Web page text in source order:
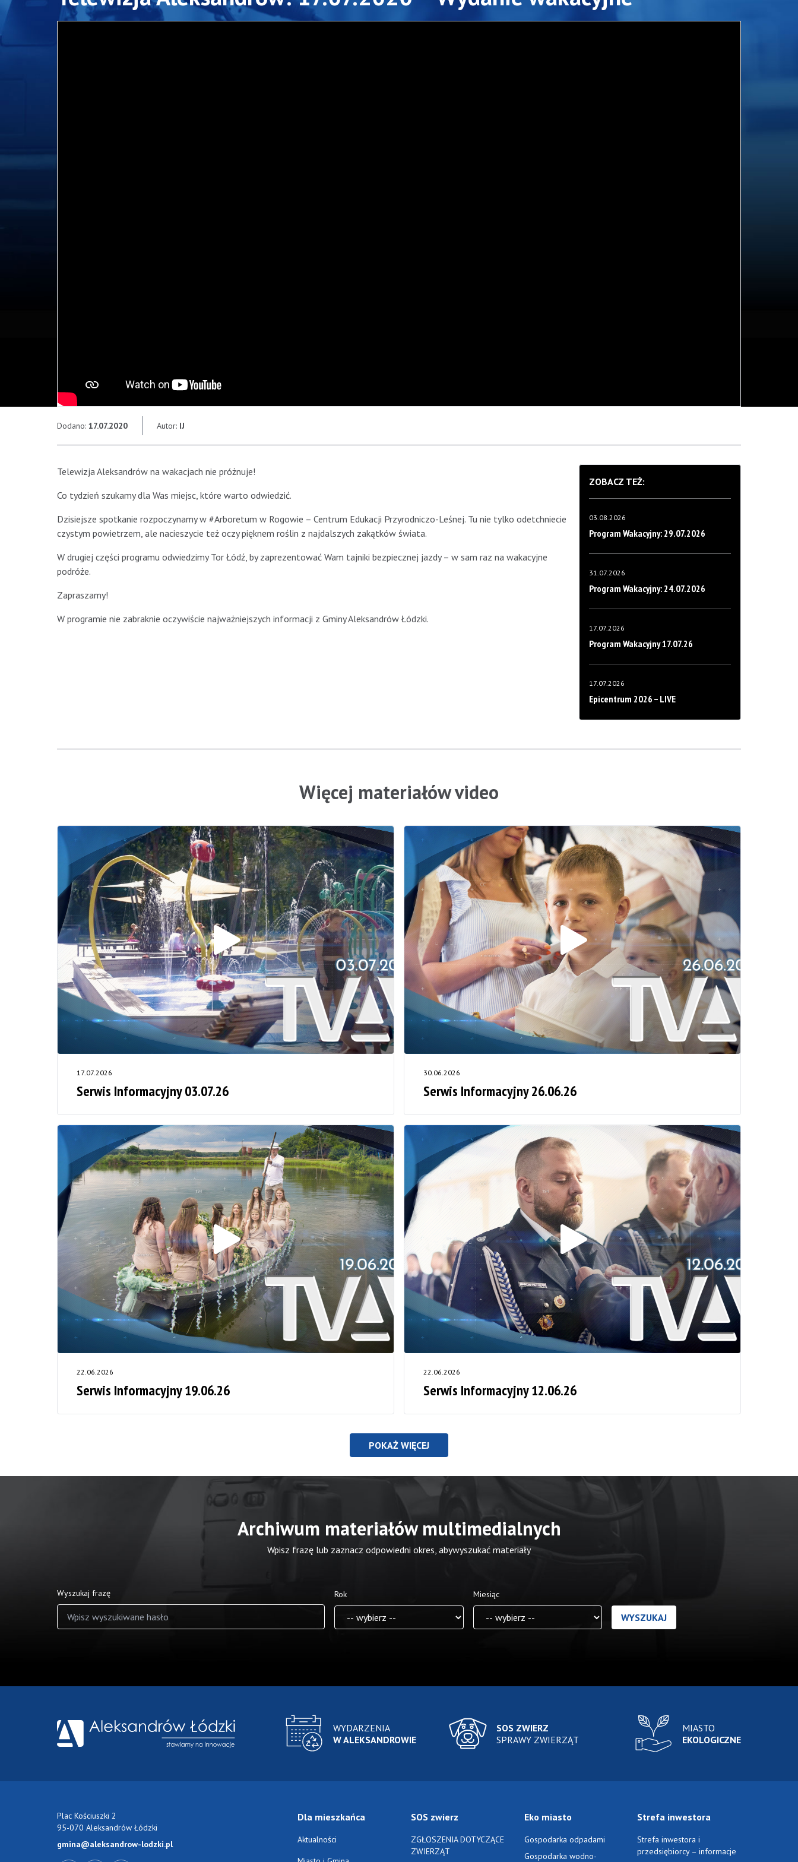
Dodano: 17.07.2020 Autor: IJ
Telewizja Aleksandrów na wakacjach nie próżnuje!
Co tydzień szukamy dla Was miejsc, które warto odwiedzić.
Dzisiejsze spotkanie rozpoczynamy w #Arboretum w Rogowie – Centrum Edukacji Przyrodniczo-Leśnej. Tu nie tylko odetchniecie
czystym powietrzem, ale nacieszycie też oczy pięknem roślin z najdalszych zakątków świata.
W drugiej części programu odwiedzimy Tor Łódź, by zaprezentować Wam tajniki bezpiecznej jazdy – w sam raz na wakacyjne
podróże.
Zapraszamy!
W programie nie zabraknie oczywiście najważniejszych informacji z Gminy Aleksandrów Łódzki.
ZOBACZ TEŻ:
03.08.2026
Program Wakacyjny: 29.07.2026
31.07.2026
Program Wakacyjny: 24.07.2026
17.07.2026
Program Wakacyjny 17.07.26
17.07.2026
Epicentrum 2026 – LIVE
Więcej materiałów video
17.07.2026
Serwis Informacyjny 03.07.26
30.06.2026
Serwis Informacyjny 26.06.26
22.06.2026
Serwis Informacyjny 19.06.26
22.06.2026
Serwis Informacyjny 12.06.26
POKAŻ WIĘCEJ
Archiwum materiałów multimedialnych
Wpisz frazę lub zaznacz odpowiedni okres, abywyszukać materiały
Wyszukaj frazę Rok Miesiąc
WYDARZENIA
W ALEKSANDROWIE
SOS ZWIERZ
SPRAWY ZWIERZĄT
MIASTO
EKOLOGICZNE
Plac Kościuszki 2
95-070 Aleksandrów Łódzki
gmina@aleksandrow-lodzki.pl
Dla mieszkańca
Aktualności
SOS zwierz
ZGŁOSZENIA DOTYCZĄCE
ZWIERZĄT
Eko miasto
Gospodarka odpadami
Gospodarka wodno-
Strefa inwestora
Strefa inwestora i
przedsiębiorcy – informacje